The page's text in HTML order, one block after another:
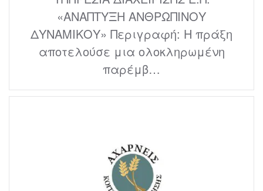
«ΑΝΑΠΤΥΞΗ ΑΝΘΡΩΠΙΝΟΥ
ΔΥΝΑΜΙΚΟΥ» Περιγραφή: Η πράξη
αποτελούσε μια ολοκληρωμένη
παρέμβ…